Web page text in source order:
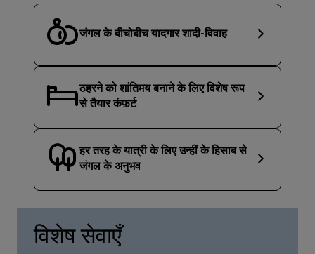
जंगल के बीचोबीच यादगार शादी-विवाह
ठहरने को शांतिमय बनाने के लिए विशेष रूप
से तैयार कंफ़र्ट
हर तरह के यात्री के लिए उन्‍हीं के हिसाब से
जंगल के अनुभव
विशेष सेवाएँ